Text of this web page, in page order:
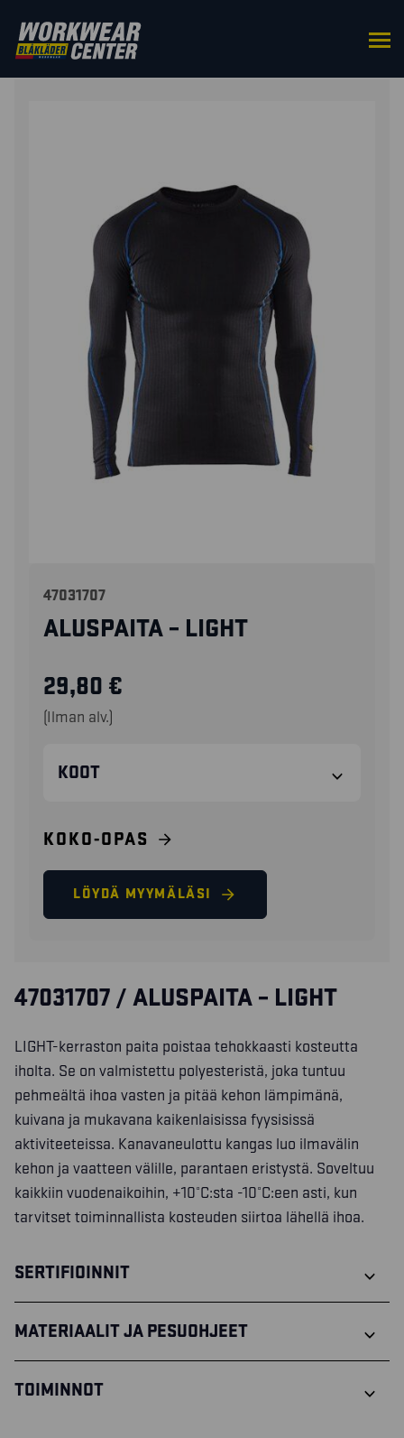
ETUSIVU/KERRASTOT
47031707
ALUSPAITA – LIGHT
29,80 €
(Ilman alv.)
KOOT
KOKO-OPAS
LÖYDÄ MYYMÄLÄSI
47031707 / ALUSPAITA – LIGHT
LIGHT-kerraston paita poistaa tehokkaasti kosteutta
iholta. Se on valmistettu polyesteristä, joka tuntuu
pehmeältä ihoa vasten ja pitää kehon lämpimänä,
kuivana ja mukavana kaikenlaisissa fyysisissä
aktiviteeteissa. Kanavaneulottu kangas luo ilmavälin
kehon ja vaatteen välille, parantaen eristystä. Soveltuu
kaikkiin vuodenaikoihin, +10°C:sta -10°C:een asti, kun
tarvitset toiminnallista kosteuden siirtoa lähellä ihoa.
SERTIFIOINNIT
MATERIAALIT JA PESUOHJEET
TOIMINNOT